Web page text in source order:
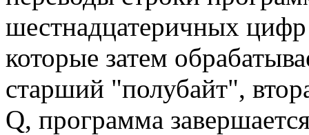
шестнадцатеричных
которые затем
старший "полубайт",
Q, программа